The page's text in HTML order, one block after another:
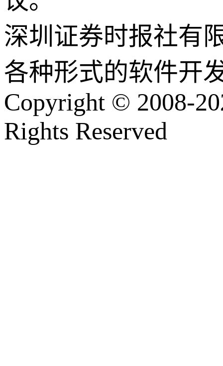
深圳证券时报社有
各种形式的软件开
Copyright © 2008-
Rights Reserved